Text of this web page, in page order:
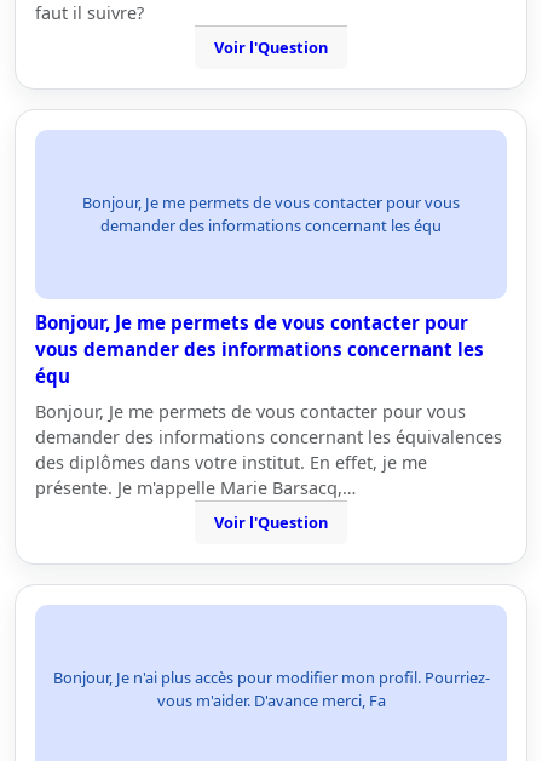
faut il suivre?
Voir l'Question
Bonjour, Je me permets de vous contacter pour vous
demander des informations concernant les équ
Bonjour, Je me permets de vous contacter pour
vous demander des informations concernant les
équ
Bonjour, Je me permets de vous contacter pour vous
demander des informations concernant les équivalences
des diplômes dans votre institut. En effet, je me
présente. Je m'appelle Marie Barsacq,…
Voir l'Question
Bonjour, Je n'ai plus accès pour modifier mon profil. Pourriez-
vous m'aider. D'avance merci, Fa